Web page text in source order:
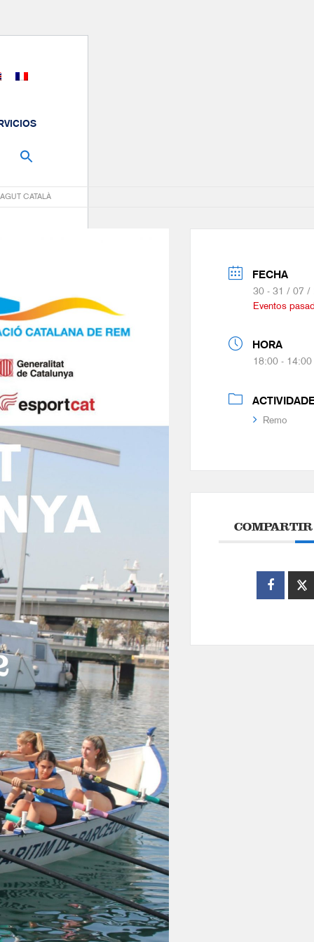
CATALÀ
FECHA
30 - 31 / 07 /
Eventos
HORA
18:00 - 14:00
Remo